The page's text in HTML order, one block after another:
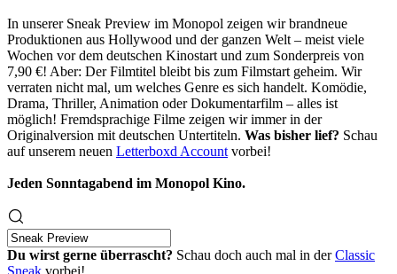
In unserer Sneak Preview im Monopol zeigen wir brandneue
Produktionen aus Hollywood und der ganzen Welt – meist viele
Wochen vor dem deutschen Kinostart und zum Sonderpreis von
7,90 €! Aber: Der Filmtitel bleibt bis zum Filmstart geheim. Wir
verraten nicht mal, um welches Genre es sich handelt. Komödie,
Drama, Thriller, Animation oder Dokumentarfilm – alles ist
möglich! Fremdsprachige Filme zeigen wir immer in der
Originalversion mit deutschen Untertiteln. Was bisher lief? Schau
auf unserem neuen Letterboxd Account vorbei!
Jeden Sonntagabend im Monopol Kino.
Du wirst gerne überrascht? Schau doch auch mal in derClassic